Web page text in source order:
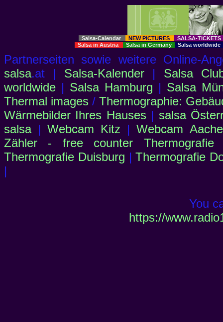
Salsa-Calendar NEW PICTURES
SALSA-
Salsa in Austria
Salsa in Germany Salsa worldwide
Partnerseiten sowie weitere Online-
salsa.at | Salsa-Kalender| Salsa
worldwide | Salsa Hamburg | Salsa
Thermal images / Thermographie:
Wärmebilder Ihres Hauses| salsa
salsa|Webcam Kitz |Webcam
Zähler - free counter Thermografie
Thermografie Duisburg |Thermografie
|
You
https://